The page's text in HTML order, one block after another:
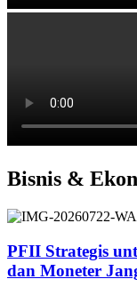
Bisnis &
PFII Strategis
dan Moneter